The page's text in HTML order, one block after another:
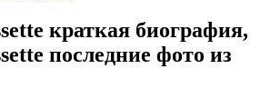
краткая биография,
последние фото из